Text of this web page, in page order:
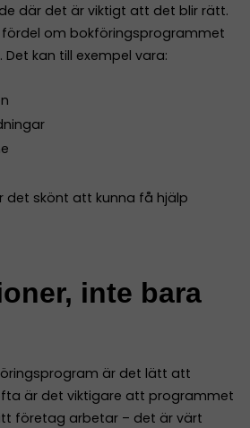
där det är viktigt att det blir rätt.
om bokföringsprogrammet
kan till exempel vara:
det skönt att kunna få hjälp
inte bara
är det lätt att
är det viktigare att programmet
företag arbetar – det är värt